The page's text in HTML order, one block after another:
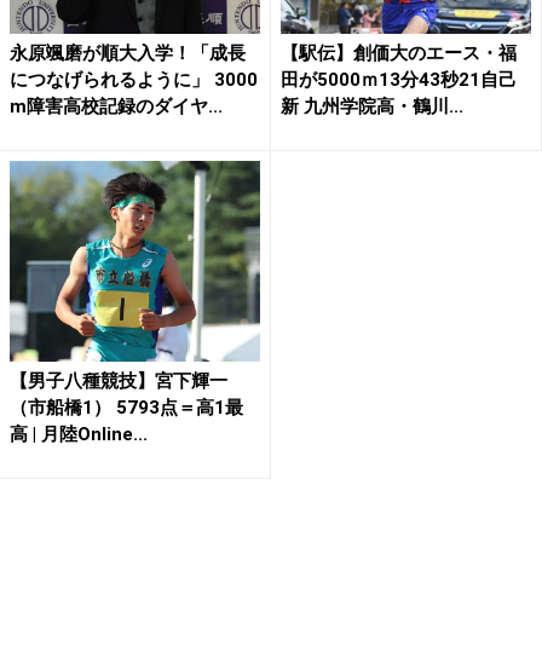
永原颯磨が順大入学！「成長
につなげられるように」 3000
m障害高校記録のダイヤ...
【駅伝】創価大のエース・福
田が5000ｍ13分43秒21自己
新 九州学院高・鶴川...
【男子八種競技】宮下輝一
（市船橋1） 5793点＝高1最
高 | 月陸Online...